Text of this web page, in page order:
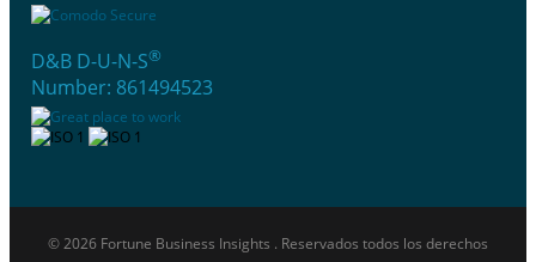
D&B D-U-N-S®
Number: 861494523
© 2026 Fortune Business Insights . Reservados todos los derechos